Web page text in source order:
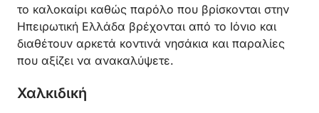
το καλοκαίρι καθώς παρόλο που βρίσκονται στην
Ηπειρωτική Ελλάδα βρέχονται από το Ιόνιο και
διαθέτουν αρκετά κοντινά νησάκια και παραλίες
που αξίζει να ανακαλύψετε.
Χαλκιδική